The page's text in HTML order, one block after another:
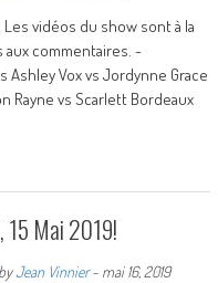
Les vidéos du show sont à la
aux commentaires. -
Ashley Vox vs Jordynne Grace
Rayne vs Scarlett Bordeaux
15 Mai 2019!
byJean Vinnier- mai 16, 2019